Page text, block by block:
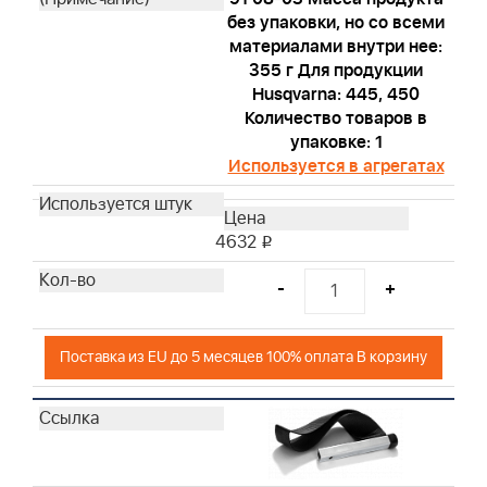
19266
19063
19057
19442
94150
19258
19547
19468
19447
100009
CE5121
19300
без упаковки, но со всеми
материалами внутри нее:
355 г Для продукции
Husqvarna: 445, 450
Количество товаров в
упаковке: 1
Используется в агрегатах
4632 i
- +
Поставка из EU до 5 месяцев 100% оплата В корзину